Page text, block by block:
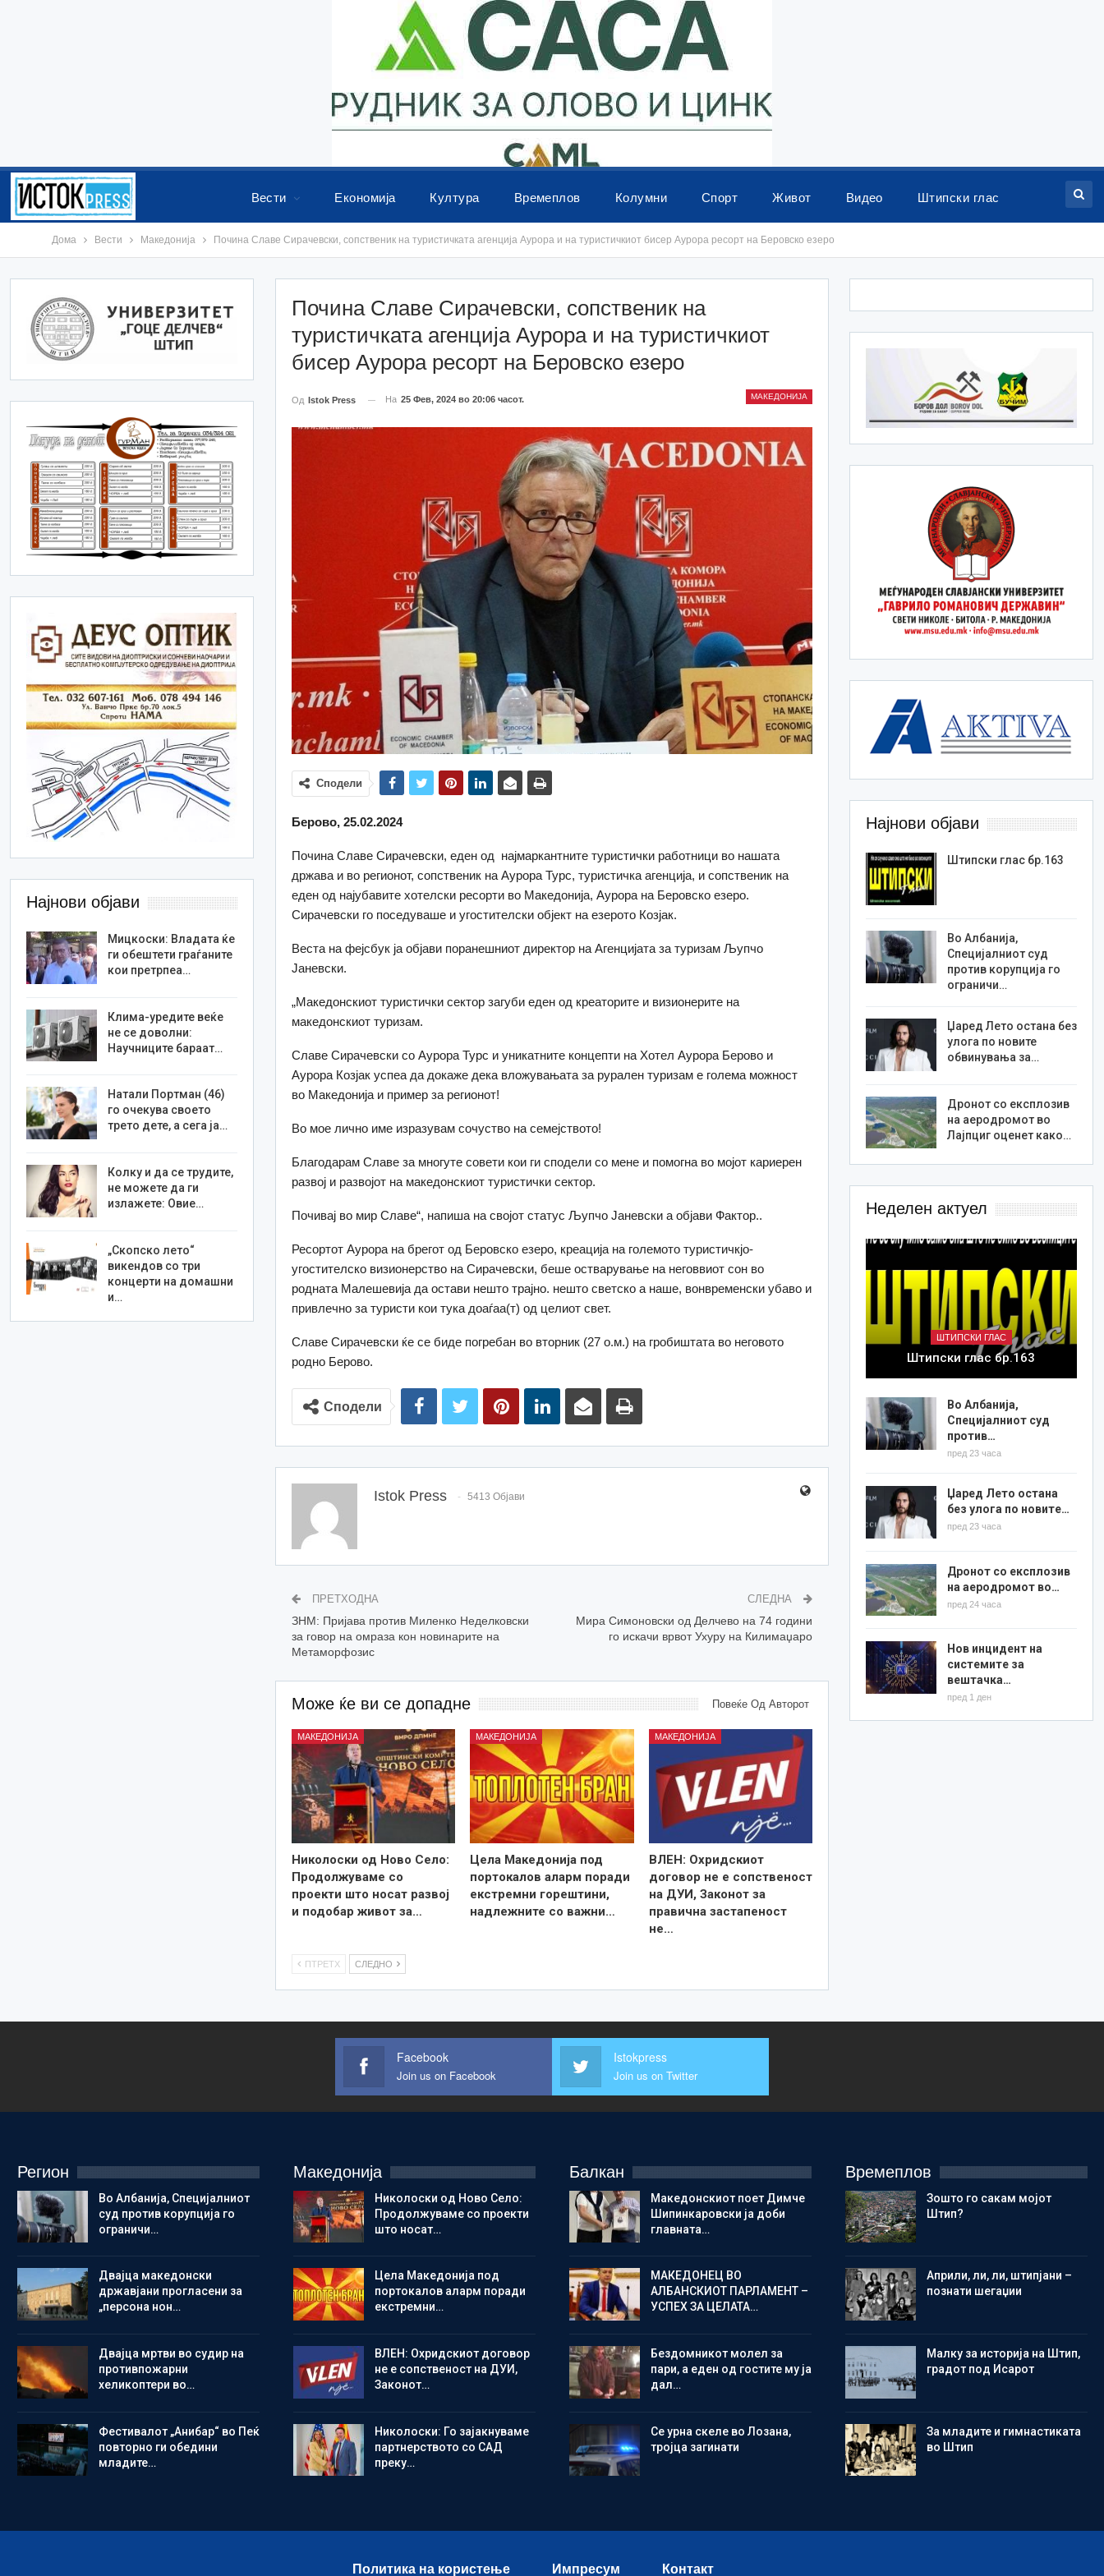
Вести Економија Култура Времеплов Колумни Спорт Живот Видео Штипски глас
Дома Вести Македонија Почина Славе Сирачевски, сопственик на туристичката агенција Аурора и на туристичкиот бисер Аурора ресорт на Беровско езеро
Почина Славе Сирачевски, сопственик на
туристичката агенција Аурора и на туристичкиот
бисер Аурора ресорт на Беровско езеро
МАКЕДОНИЈА
Од Istok Press На 25 Фев, 2024 во 20:06 часот.
Сподели
Берово, 25.02.2024
Почина Славе Сирачевски, еден од најмаркантните туристички работници во нашата
држава и во регионот, сопственик на Аурора Турс, туристичка агенција, и сопственик на
еден од најубавите хотелски ресорти во Македонија, Аурора на Беровско езеро.
Сирачевски го поседуваше и угостителски објект на езерото Козјак.
Веста на фејсбук ја објави поранешниот директор на Агенцијата за туризам Љупчо
Јаневски.
„Македонскиот туристички сектор загуби еден од креаторите и визионерите на
македонскиот туризам.
Славе Сирачевски со Аурора Турс и уникатните концепти на Хотел Аурора Берово и
Аурора Козјак успеа да докаже дека вложувањата за рурален туризам е голема можност
во Македонија и пример за регионот!
Во мое лично име изразувам сочуство на семејството!
Благодарам Славе за многуте совети кои ги сподели со мене и помогна во мојот кариерен
развој и развојот на македонскиот туристички сектор.
Почивај во мир Славе“, напиша на својот статус Љупчо Јаневски а објави Фактор..
Ресортот Аурора на брегот од Беровско езеро, креација на големото туристичкјо-
угостителско визионерство на Сирачевски, беше остварување на неговвиот сон во
родната Малешевија да остави нешто трајно. нешто светско а наше, вонвременски убаво и
привлечно за туристи кои тука доаѓаа(т) од целиот свет.
Славе Сирачевски ќе се биде погребан во вторник (27 о.м.) на гробиштата во неговото
родно Берово.
Сподели
Istok Press 5413 Објави
ПРЕТХОДНА
ЗНМ: Пријава против Миленко Неделковски
за говор на омраза кон новинарите на
Метаморфозис
СЛЕДНА
Мира Симоновски од Делчево на 74 години
го искачи врвот Ухуру на Килимаџаро
Може ќе ви се допадне Повеќе Од Авторот
МАКЕДОНИЈА
Николоски од Ново Село:
Продолжуваме со
проекти што носат развој
и подобар живот за…
МАКЕДОНИЈА
Цела Македонија под
портокалов аларм поради
екстремни горештини,
надлежните со важни…
МАКЕДОНИЈА
ВЛЕН: Охридскиот
договор не е сопственост
на ДУИ, Законот за
правична застапеност
не…
ПТРЕТХ СЛЕДНО
Најнови објави
Штипски глас бр.163
Во Албанија,
Специјалниот суд
против корупција го
ограничи…
Џаред Лето остана без
улога по новите
обвинувања за…
Дронот со експлозив
на аеродромот во
Лајпциг оценет како…
Неделен актуел
ШТИПСКИ ГЛАС
Штипски глас бр.163
Во Албанија,
Специјалниот суд
против…
пред 23 часа
Џаред Лето остана
без улога по новите…
пред 23 часа
Дронот со експлозив
на аеродромот во…
пред 24 часа
Нов инцидент на
системите за
вештачка…
пред 1 ден
Најнови објави
Мицкоски: Владата ќе
ги обештети граѓаните
кои претрпеа…
Клима-уредите веќе
не се доволни:
Научниците бараат…
Натали Портман (46)
го очекува своето
трето дете, а сега ја…
Колку и да се трудите,
не можете да ги
излажете: Овие…
„Скопско лето“
викендов со три
концерти на домашни
и…
Facebook
Join us on Facebook
Istokpress
Join us on Twitter
Регион
Во Албанија, Специјалниот
суд против корупција го
ограничи…
Двајца македонски
државјани прогласени за
„персона нон…
Двајца мртви во судир на
противпожарни
хеликоптери во…
Фестивалот „Анибар“ во Пеќ
повторно ги обедини
младите…
Македонија
Николоски од Ново Село:
Продолжуваме со проекти
што носат…
Цела Македонија под
портокалов аларм поради
екстремни…
ВЛЕН: Охридскиот договор
не е сопственост на ДУИ,
Законот…
Николоски: Го зајакнуваме
партнерството со САД
преку…
Балкан
Македонскиот поет Димче
Шипинкаровски ја доби
главната…
МАКЕДОНЕЦ ВО
АЛБАНСКИОТ ПАРЛАМЕНТ –
УСПЕХ ЗА ЦЕЛАТА…
Бездомникот молел за
пари, а еден од гостите му ја
дал…
Се урна скеле во Лозана,
тројца загинати
Времеплов
Зошто го сакам мојот
Штип?
Aприли, ли, ли, штипјани –
познати шегаџии
Малку за историја на Штип,
градот под Исарот
Зa младите и гимнастиката
во Штип
Политика на користење Импресум Контакт